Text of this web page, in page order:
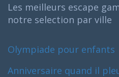
Les meilleurs escape
notre selection par ville
Olympiade pour enfants
Anniversaire quand il